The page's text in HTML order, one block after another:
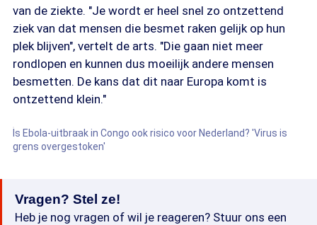
van de ziekte. "Je wordt er heel snel zo ontzettend
ziek van dat mensen die besmet raken gelijk op hun
plek blijven", vertelt de arts. "Die gaan niet meer
rondlopen en kunnen dus moeilijk andere mensen
besmetten. De kans dat dit naar Europa komt is
ontzettend klein."
Is Ebola-uitbraak in Congo ook risico voor Nederland? 'Virus is
grens overgestoken'
Vragen? Stel ze!
Heb je nog vragen of wil je reageren? Stuur ons een